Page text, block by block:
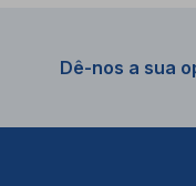
Dê-nos a sua